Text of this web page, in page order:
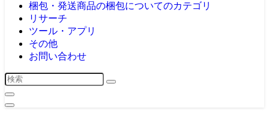
梱包・発送商品の梱包についてのカテゴリ
リサーチ
ツール・アプリ
その他
お問い合わせ